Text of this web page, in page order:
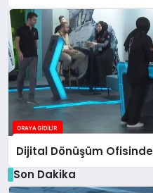
Dijital Dönüşüm
Son Dakika